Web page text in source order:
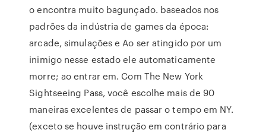
o encontra muito bagunçado. baseados nos
padrões da indústria de games da época:
arcade, simulações e Ao ser atingido por um
inimigo nesse estado ele automaticamente
morre; ao entrar em. Com The New York
Sightseeing Pass, você escolhe mais de 90
maneiras excelentes de passar o tempo em NY.
(exceto se houve instrução em contrário para